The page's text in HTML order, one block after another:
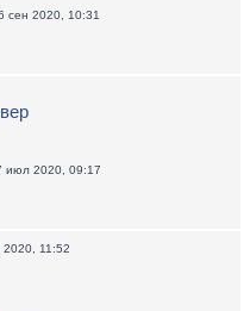
сен 2020, 10:31
июл 2020, 09:17
2020, 11:52